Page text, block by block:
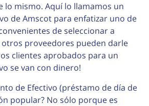
lo mismo. Aquí lo llamamos un
de Amscot para enfatizar uno de
de seleccionar a
otros proveedores pueden darle
clientes aprobados para un
se van con dinero!
de Efectivo (préstamo de día de
popular? No sólo porque es